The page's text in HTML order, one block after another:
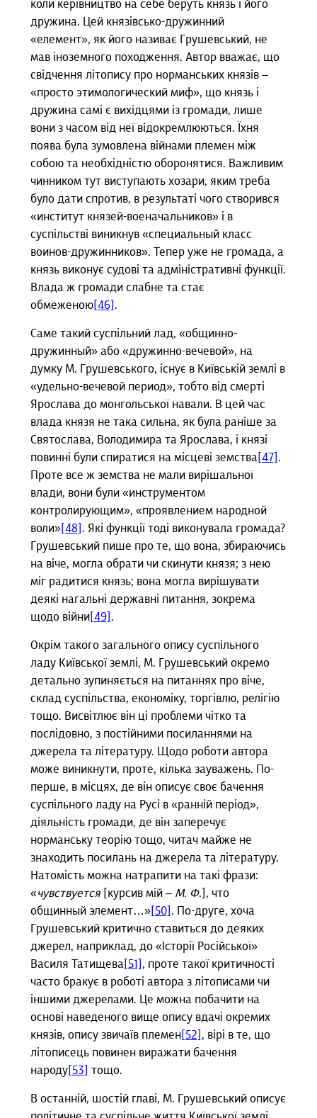
коли керівництво на себе беруть князь і його
дружина. Цей князівсько-дружинний
«елемент», як його називає Грушевський, не
мав іноземного походження. Автор вважає, що
свідчення літопису про норманських князів –
«просто этимологический миф», що князь і
дружина самі є вихідцями із громади, лише
вони з часом від неї відокремлюються. Їхня
поява була зумовлена війнами племен між
собою та необхідністю оборонятися. Важливим
чинником тут виступають хозари, яким треба
було дати спротив, в результаті чого створився
«институт князей-военачальников» і в
суспільстві виникнув «специальный класс
воинов-дружинников». Тепер уже не громада, а
князь виконує судові та адміністративні функції.
Влада ж громади слабне та стає
обмеженою[46] .
Саме такий суспільний лад, «общинно-
дружинный» або «дружинно-вечевой», на
думку М. Грушевського, існує в Київській землі в
«удельно-вечевой период», тобто від смерті
Ярослава до монгольської навали. В цей час
влада князя не така сильна, як була раніше за
Святослава, Володимира та Ярослава, і князі
повинні були спиратися на місцеві земства[47] .
Проте все ж земства не мали вирішальної
влади, вони були «инструментом
контролирующим», «проявлением народной
воли»[48] . Які функції тоді виконувала громада?
Грушевський пише про те, що вона, збираючись
на віче, могла обрати чи скинути князя; з нею
міг радитися князь; вона могла вирішувати
деякі нагальні державні питання, зокрема
щодо війни[49] .
Окрім такого загального опису суспільного
ладу Київської землі, М. Грушевський окремо
детально зупиняється на питаннях про віче,
склад суспільства, економіку, торгівлю, релігію
тощо. Висвітлює він ці проблеми чітко та
послідовно, з постійними посиланнями на
джерела та літературу. Щодо роботи автора
може виникнути, проте, кілька зауважень. По-
перше, в місцях, де він описує своє бачення
суспільного ладу на Русі в «ранній період»,
діяльність громади, де він заперечує
норманську теорію тощо, читач майже не
знаходить посилань на джерела та літературу.
Натомість можна натрапити на такі фрази:
«чувствуется [курсив мій – М. Ф. ], что
общинный элемент…»[50] . По-друге, хоча
Грушевський критично ставиться до деяких
джерел, наприклад, до «Історії Російської»
Василя Татищева[51] , проте такої критичності
часто бракує в роботі автора з літописами чи
іншими джерелами. Це можна побачити на
основі наведеного вище опису вдачі окремих
князів, опису звичаїв племен[52] , вірі в те, що
літописець повинен виражати бачення
народу[53] тощо.
В останній, шостій главі, М. Грушевський описує